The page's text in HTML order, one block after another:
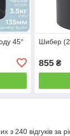
45°
Шибер
855₴
з 240 відгуків за